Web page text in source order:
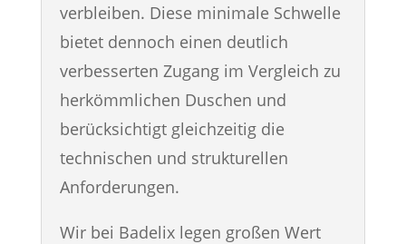
verbleiben. Diese minimale Schwelle
bietet dennoch einen deutlich
verbesserten Zugang im Vergleich zu
herkömmlichen Duschen und
berücksichtigt gleichzeitig die
technischen und strukturellen
Anforderungen.
Wir bei Badelix legen großen Wert